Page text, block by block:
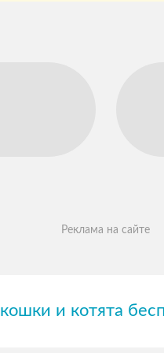
Реклама на сайте
кошки и котята